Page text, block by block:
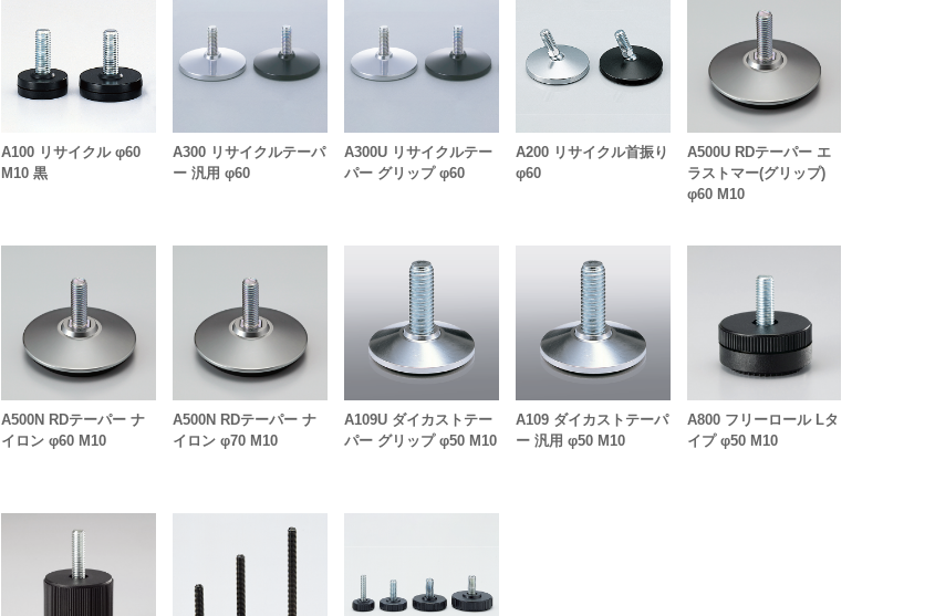
A100 リサイクル φ60
M10 黒
A300 リサイクルテーパ
ー 汎用 φ60
A300U リサイクルテー
パー グリップ φ60
A200 リサイクル首振り
φ60
A500U RDテーパー エ
ラストマー(グリップ)
φ60 M10
A500N RDテーパー ナ
イロン φ60 M10
A500N RDテーパー ナ
イロン φ70 M10
A109U ダイカストテー
パー グリップ φ50 M10
A109 ダイカストテーパ
ー 汎用 φ50 M10
A800 フリーロール Lタ
イプ φ50 M10